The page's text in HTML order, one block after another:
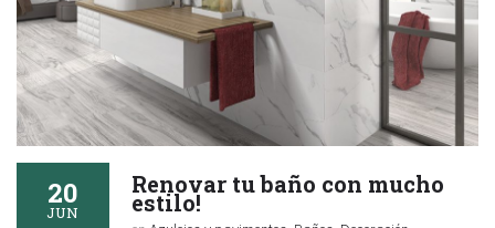
20
JUN
Renovar tu baño con mucho
estilo!